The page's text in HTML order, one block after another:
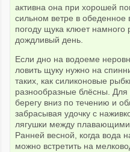
активна она при хорошей
сильном ветре в
погоду щука клюет
дождливый день.
Если дно на водоеме
ловить щуку нужно на
таких, как силиконовые
разнообразные блёсны. Для
берегу вниз по течению и
забрасывая удочку с
лягушки между
Ранней весной, когда вода
можно встретить на